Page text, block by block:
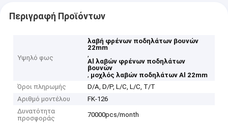
Περιγραφή Προϊόντων
Υψηλό φως
λαβή φρένων ποδηλάτων βουνών
22mm
,
Al λαβών φρένων ποδηλάτων
βουνών
, μοχλός λαβών ποδηλάτων Al 22mm
Όροι πληρωμής
D/A, D/P, L/C, L/C, T/T
Αριθμό μοντέλου
FK-126
Δυνατότητα
προσφοράς
70000pcs/month